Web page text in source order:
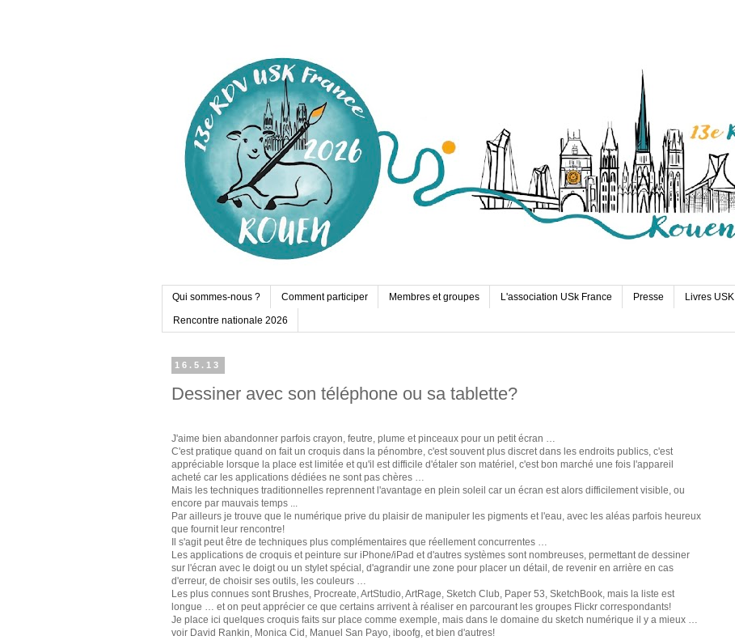
Qui sommes-nous ? Comment participer Membres et groupes L'association USk France Presse Livres USK
Rencontre nationale 2026
16.5.13
Dessiner avec son téléphone ou sa tablette?
J'aime bien abandonner parfois crayon, feutre, plume et pinceaux pour un petit écran …
C'est pratique quand on fait un croquis dans la pénombre, c'est souvent plus discret dans les endroits publics, c'est
appréciable lorsque la place est limitée et qu'il est difficile d'étaler son matériel, c'est bon marché une fois l'appareil
acheté car les applications dédiées ne sont pas chères …
Mais les techniques traditionnelles reprennent l'avantage en plein soleil car un écran est alors difficilement visible, ou
encore par mauvais temps ...
Par ailleurs je trouve que le numérique prive du plaisir de manipuler les pigments et l'eau, avec les aléas parfois heureux
que fournit leur rencontre!
Il s'agit peut être de techniques plus complémentaires que réellement concurrentes …
Les applications de croquis et peinture sur iPhone/iPad et d'autres systèmes sont nombreuses, permettant de dessiner
sur l'écran avec le doigt ou un stylet spécial, d'agrandir une zone pour placer un détail, de revenir en arrière en cas
d'erreur, de choisir ses outils, les couleurs …
Les plus connues sont Brushes, Procreate, ArtStudio, ArtRage, Sketch Club, Paper 53, SketchBook, mais la liste est
longue … et on peut apprécier ce que certains arrivent à réaliser en parcourant les groupes Flickr correspondants!
Je place ici quelques croquis faits sur place comme exemple, mais dans le domaine du sketch numérique il y a mieux …
voir David Rankin, Monica Cid, Manuel San Payo, iboofg, et bien d'autres!